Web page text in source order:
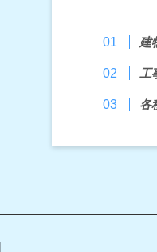
建
工
各